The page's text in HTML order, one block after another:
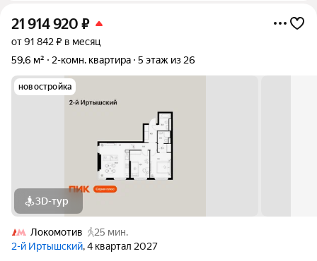
21 914 920 ₽
от 91 842 ₽ в месяц
59,6 м²
2-комн. квартира 5 этаж из 26
новостройка
3D-тур
Локомотив
25 мин.
2-й Иртышский, 4 квартал 2027